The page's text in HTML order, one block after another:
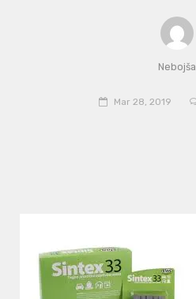
Nebojša
Mar 28, 2019